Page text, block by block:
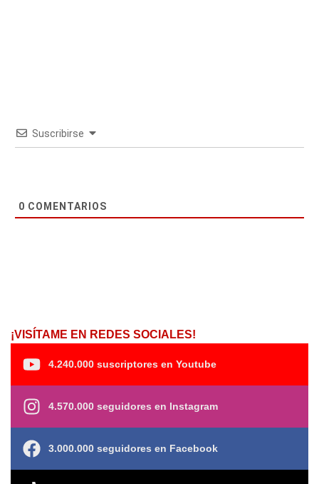
Suscribirse
0 COMENTARIOS
¡VISÍTAME EN REDES SOCIALES!
4.240.000 suscriptores en Youtube
4.570.000 seguidores en Instagram
3.000.000 seguidores en Facebook